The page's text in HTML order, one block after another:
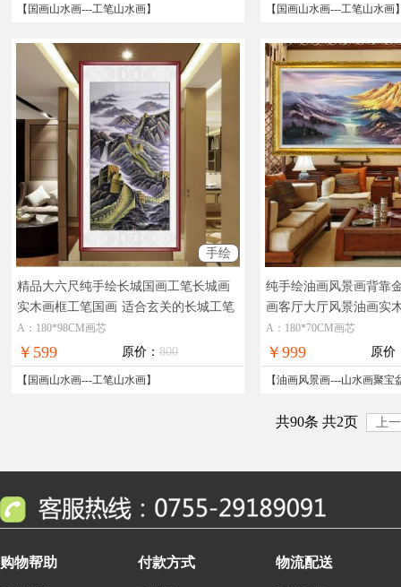
【 国画山水画---工笔山水画】 【 国画山水画---工笔山水画
手绘
精品大六尺纯手绘长城国画工笔长城画
实木画框工笔国画 适合玄关的长城工笔
国画
A：180*98CM画芯
￥599 原价： 800
【 国画山水画---工笔山水画】
纯手绘油画风景画背靠
画客厅大厅风景油画实
大厅办公室的风景油画
A：180*70CM画芯
￥999 原价
【油画风景画---山水画聚宝
共90条 共2页 上
购物帮助 付款方式 物流配送